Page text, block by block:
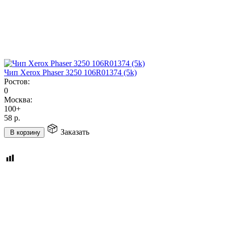
Чип Xerox Phaser 3250 106R01374 (5k)
Ростов:
0
Москва:
100+
58 р.
В корзину Заказать